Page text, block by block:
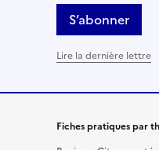
S’abonner
Lire la dernière lettre
Fiches pratiques par